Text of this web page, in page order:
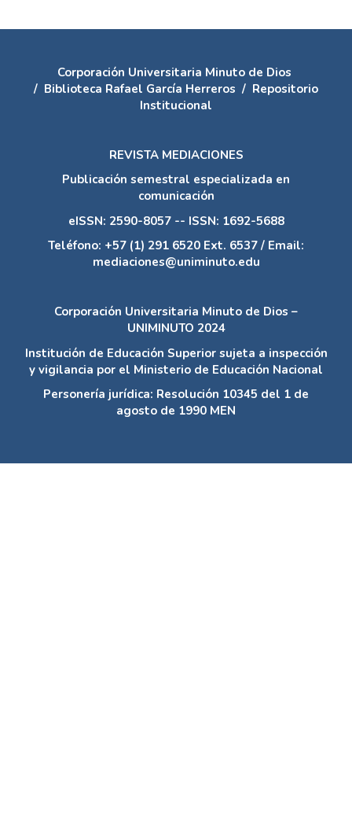
Corporación Universitaria Minuto de Dios
/ Biblioteca Rafael García Herreros / Repositorio
Institucional
REVISTA MEDIACIONES
Publicación semestral especializada en
comunicación
eISSN: 2590-8057 -- ISSN: 1692-5688
Teléfono: +57 (1) 291 6520 Ext. 6537 / Email:
mediaciones@uniminuto.edu
Corporación Universitaria Minuto de Dios –
UNIMINUTO 2024
Institución de Educación Superior sujeta a inspección
y vigilancia por el Ministerio de Educación Nacional
Personería jurídica: Resolución 10345 del 1 de
agosto de 1990 MEN